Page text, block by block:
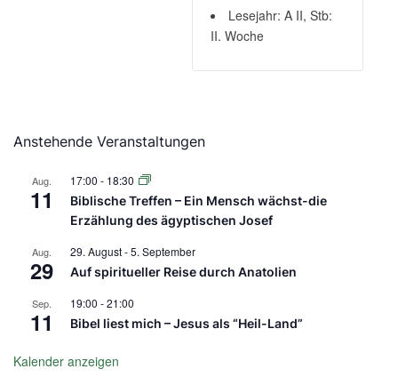
Lesejahr: A II, Stb:
II. Woche
Anstehende Veranstaltungen
Aug.
11
17:00 - 18:30
Biblische Treffen – Ein Mensch wächst-die
Erzählung des ägyptischen Josef
Aug.
29
29. August-5. September
Auf spiritueller Reise durch Anatolien
Sep.
11
19:00 -21:00
Bibel liest mich – Jesus als “Heil-Land”
Kalender anzeigen